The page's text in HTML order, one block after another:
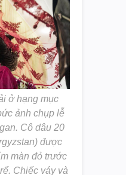
ở hạng mục
ảnh chụp lễ
Cô dâu 20
được
màn đỏ trước
Chiếc váy và